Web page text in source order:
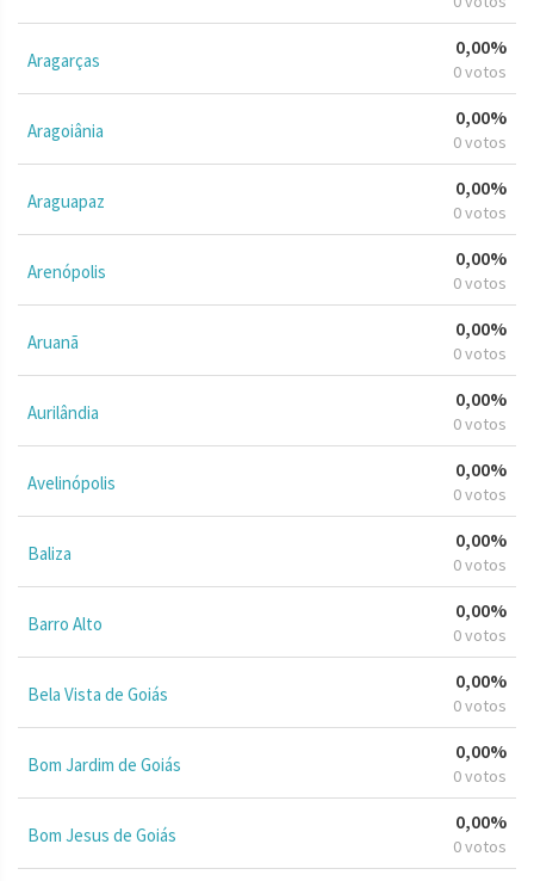
Aragarças
0,00%
0 votos
Aragoiânia
0,00%
0 votos
Araguapaz
0,00%
0 votos
Arenópolis
0,00%
0 votos
Aruanã
0,00%
0 votos
Aurilândia
0,00%
0 votos
Avelinópolis
0,00%
0 votos
Baliza
0,00%
0 votos
Barro Alto
0,00%
0 votos
Bela Vista de Goiás
0,00%
0 votos
Bom Jardim de Goiás
0,00%
0 votos
Bom Jesus de Goiás
0,00%
0 votos